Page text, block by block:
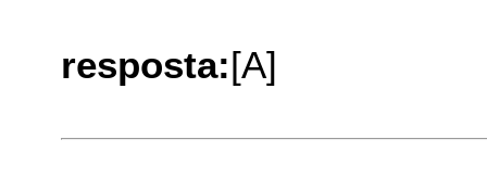
resposta:[A]